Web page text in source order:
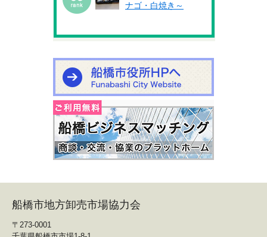
ナゴ・白焼き～
船橋市地方卸売市場協力会
〒273-0001